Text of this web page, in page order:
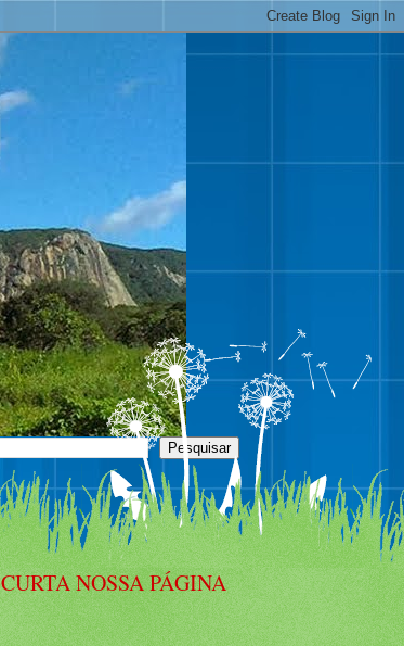
CURTA NOSSA PÁGINA